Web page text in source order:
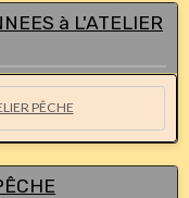
à L'ATELIER
PÊCHE